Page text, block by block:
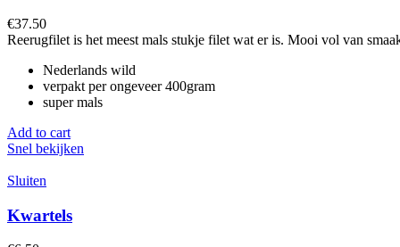
€37.50
Reerugfilet is het meest mals stukje filet wat er is. Mooi vol van
Nederlands wild
verpakt per ongeveer 400gram
super mals
Add to cart
Snel bekijken
Sluiten
Kwartels